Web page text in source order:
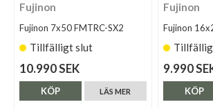
Fujinon
Fujinon 7x50 FMTRC-SX2
Tillfälligt slut
10.990 SEK
LÄS MER
KÖP
Fujinon
Fujinon
9.990
KÖP